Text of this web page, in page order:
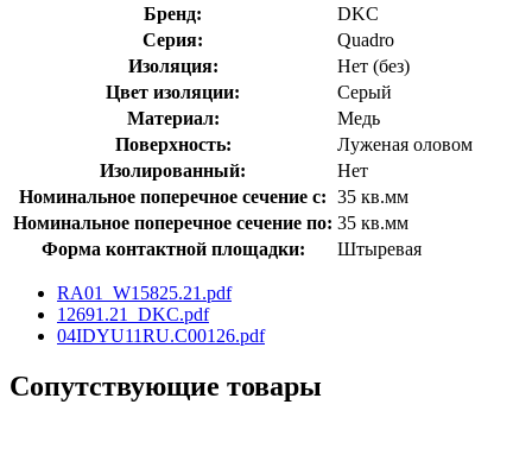
Бренд:
DKC
Серия:
Quadro
Изоляция:
Нет (без)
Цвет изоляции:
Серый
Материал:
Медь
Поверхность:
Луженая оловом
Изолированный:
Нет
Номинальное поперечное сечение с: 35 кв.мм
Номинальное поперечное сечение по: 35 кв.мм
Форма контактной площадки:
Штыревая
RA01_W15825.21.pdf
12691.21_DKC.pdf
04IDYU11RU.C00126.pdf
Сопутствующие товары